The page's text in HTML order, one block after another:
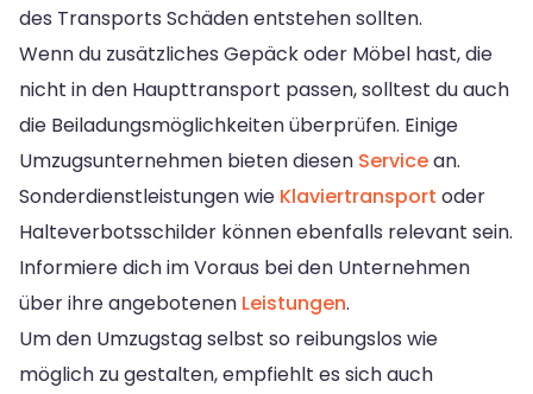
des Transports Schäden entstehen sollten.
Wenn du zusätzliches Gepäck oder Möbel hast, die
nicht in den Haupttransport passen, solltest du auch
die Beiladungsmöglichkeiten überprüfen. Einige
Umzugsunternehmen bieten diesen Servicean.
Sonderdienstleistungen wie Klaviertransport oder
Halteverbotsschilder können ebenfalls relevant sein.
Informiere dich im Voraus bei den Unternehmen
über ihre angebotenen Leistungen.
Um den Umzugstag selbst so reibungslos wie
möglich zu gestalten, empfiehlt es sich auch